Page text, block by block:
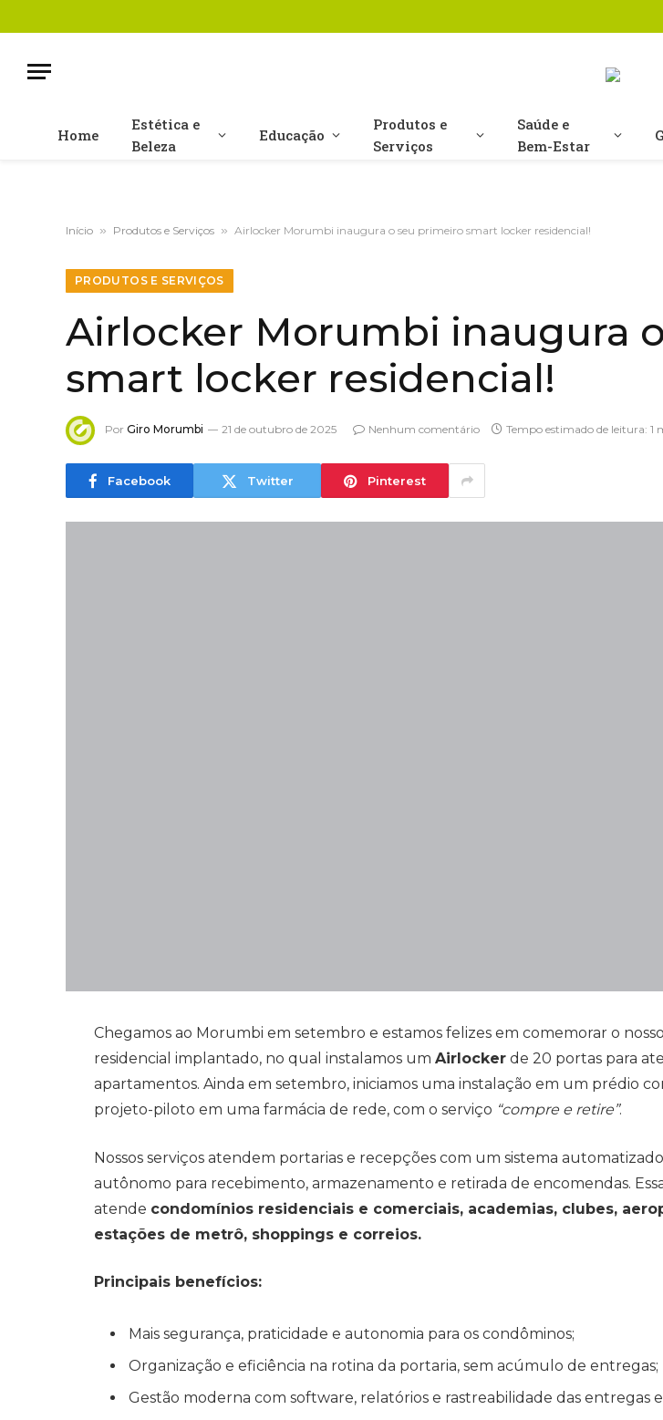
Home
Estética e
Beleza
Educação
Produtos e
Serviços
Saúde e
Bem-Estar
Início » Produtos e Serviços » Airlocker Morumbi inaugura o seu primeiro smart locker residencial!
PRODUTOS E SERVIÇOS
Airlocker Morumbi inaugura
smart locker residencial!
Por Giro Morumbi 21 de outubro de 2025 Nenhum comentário Tempo estimado de leitura: 1
Facebook Twitter Pinterest
Chegamos ao Morumbi em setembro e estamos felizes em comemorar o
residencial implantado, no qual instalamos um Airlocker de 20 portas para
apartamentos. Ainda em setembro, iniciamos uma instalação em um prédio
projeto-piloto em uma farmácia de rede, com o serviço “compre e retire”.
Nossos serviços atendem portarias e recepções com um sistema
autônomo para recebimento, armazenamento e retirada de encomendas.
atende condomínios residenciais e comerciais, academias, clubes,
estações de metrô, shoppings e correios.
Principais benefícios:
Mais segurança, praticidade e autonomia para os condôminos;
Organização e eficiência na rotina da portaria, sem acúmulo de entregas;
Gestão moderna com software, relatórios e rastreabilidade das entregas